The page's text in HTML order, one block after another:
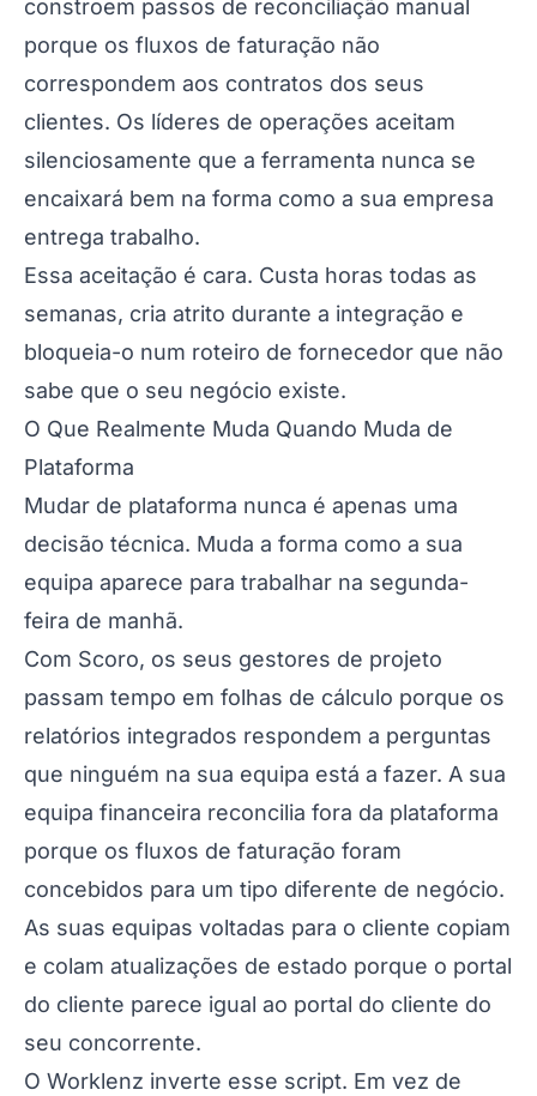
constroem passos de reconciliação manual
porque os fluxos de faturação não
correspondem aos contratos dos seus
clientes. Os líderes de operações aceitam
silenciosamente que a ferramenta nunca se
encaixará bem na forma como a sua empresa
entrega trabalho.
Essa aceitação é cara. Custa horas todas as
semanas, cria atrito durante a integração e
bloqueia-o num roteiro de fornecedor que não
sabe que o seu negócio existe.
O Que Realmente Muda Quando Muda de
Plataforma
Mudar de plataforma nunca é apenas uma
decisão técnica. Muda a forma como a sua
equipa aparece para trabalhar na segunda-
feira de manhã.
Com Scoro, os seus gestores de projeto
passam tempo em folhas de cálculo porque os
relatórios integrados respondem a perguntas
que ninguém na sua equipa está a fazer. A sua
equipa financeira reconcilia fora da plataforma
porque os fluxos de faturação foram
concebidos para um tipo diferente de negócio.
As suas equipas voltadas para o cliente copiam
e colam atualizações de estado porque o portal
do cliente parece igual ao portal do cliente do
seu concorrente.
O Worklenz inverte esse script. Em vez de